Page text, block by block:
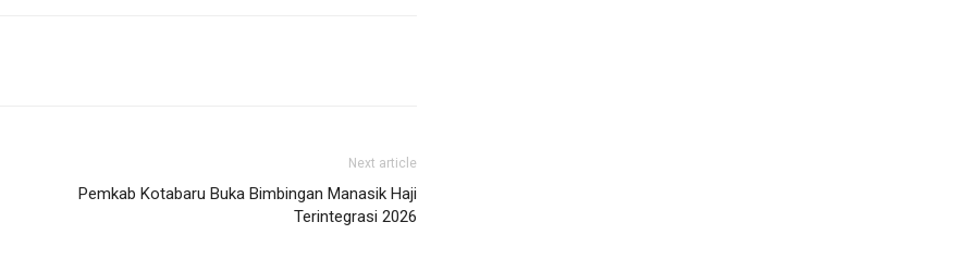
Next article
Pemkab Kotabaru Buka Bimbingan Manasik Haji
Terintegrasi 2026